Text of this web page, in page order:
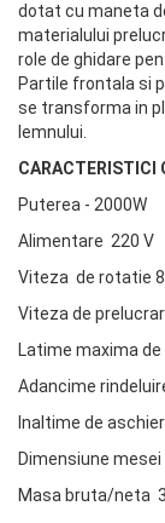
dotat cu maneta
materialului
role de ghidare
Partile frontala si
se transforma in
lemnului.
CARACTERISTICI
Puterea - 2000W
Alimentare 220 V
Viteza de rotatie
Viteza de
Latime maxima
Adancime
Inaltime de
Dimensiune
Masa bruta/neta